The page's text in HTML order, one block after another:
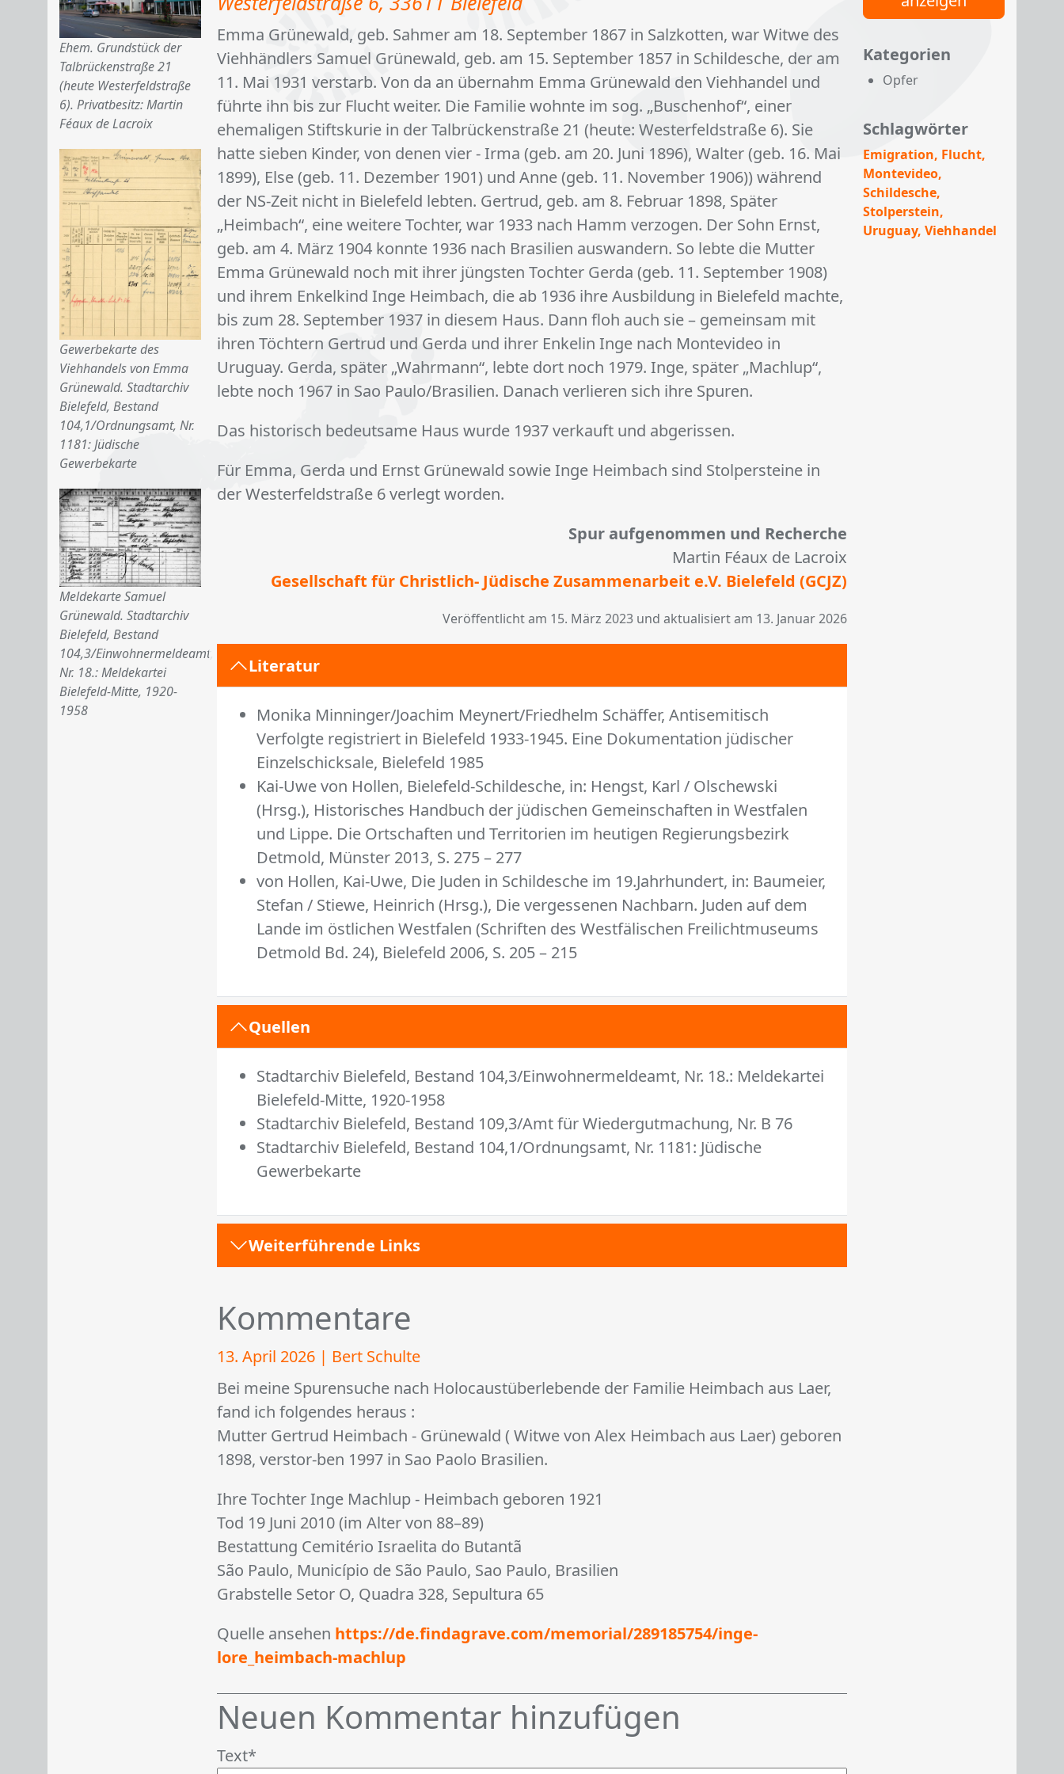
Ehem. Grundstück der
Talbrückenstraße 21
(heute Westerfeldstraße
6). Privatbesitz: Martin
Féaux de Lacroix
Gewerbekarte des
Viehhandels von Emma
Grünewald. Stadtarchiv
Bielefeld, Bestand
104,1/Ordnungsamt, Nr.
1181: Jüdische
Gewerbekarte
Meldekarte Samuel
Grünewald. Stadtarchiv
Bielefeld, Bestand
104,3/Einwohnermeldeamt,
Nr. 18.: Meldekartei
Bielefeld-Mitte, 1920-
1958
Emma Grünewald, geb. Sahmer am 18. September 1867 in Salzkotten, war Witwe des
Viehhändlers Samuel Grünewald, geb. am 15. September 1857 in Schildesche, der am
11. Mai 1931 verstarb. Von da an übernahm Emma Grünewald den Viehhandel und
führte ihn bis zur Flucht weiter. Die Familie wohnte im sog. „Buschenhof“, einer
ehemaligen Stiftskurie in der Talbrückenstraße 21 (heute: Westerfeldstraße 6). Sie
hatte sieben Kinder, von denen vier - Irma (geb. am 20. Juni 1896), Walter (geb. 16. Mai
1899), Else (geb. 11. Dezember 1901) und Anne (geb. 11. November 1906)) während
der NS-Zeit nicht in Bielefeld lebten. Gertrud, geb. am 8. Februar 1898, Später
„Heimbach“, eine weitere Tochter, war 1933 nach Hamm verzogen. Der Sohn Ernst,
geb. am 4. März 1904 konnte 1936 nach Brasilien auswandern. So lebte die Mutter
Emma Grünewald noch mit ihrer jüngsten Tochter Gerda (geb. 11. September 1908)
und ihrem Enkelkind Inge Heimbach, die ab 1936 ihre Ausbildung in Bielefeld machte,
bis zum 28. September 1937 in diesem Haus. Dann floh auch sie – gemeinsam mit
ihren Töchtern Gertrud und Gerda und ihrer Enkelin Inge nach Montevideo in
Uruguay. Gerda, später „Wahrmann“, lebte dort noch 1979. Inge, später „Machlup“,
lebte noch 1967 in Sao Paulo/Brasilien. Danach verlieren sich ihre Spuren.
Das historisch bedeutsame Haus wurde 1937 verkauft und abgerissen.
Für Emma, Gerda und Ernst Grünewald sowie Inge Heimbach sind Stolpersteine in
der Westerfeldstraße 6 verlegt worden.
Spur aufgenommen und Recherche
Martin Féaux de Lacroix
Ge­sell­schaft für Christ­lich- Jü­di­sche Zu­sam­men­ar­beit e.V. Bie­le­feld (GCJZ)
Veröffentlicht am 15. März 2023 und aktualisiert am 13. Januar 2026
Literatur
Monika Minninger/Joachim Meynert/Friedhelm Schäffer, Antisemitisch
Verfolgte registriert in Bielefeld 1933-1945. Eine Dokumentation jüdischer
Einzelschicksale, Bielefeld 1985
Kai-Uwe von Hollen, Bielefeld-Schildesche, in: Hengst, Karl / Olschewski
(Hrsg.), Historisches Handbuch der jüdischen Gemeinschaften in Westfalen
und Lippe. Die Ortschaften und Territorien im heutigen Regierungsbezirk
Detmold, Münster 2013, S. 275 – 277
von Hollen, Kai-Uwe, Die Juden in Schildesche im 19.Jahrhundert, in: Baumeier,
Stefan / Stiewe, Heinrich (Hrsg.), Die vergessenen Nachbarn. Juden auf dem
Lande im östlichen Westfalen (Schriften des Westfälischen Freilichtmuseums
Detmold Bd. 24), Bielefeld 2006, S. 205 – 215
Quellen
Stadtarchiv Bielefeld, Bestand 104,3/Einwohnermeldeamt, Nr. 18.: Meldekartei
Bielefeld-Mitte, 1920-1958
Stadtarchiv Bielefeld, Bestand 109,3/Amt für Wiedergutmachung, Nr. B 76
Stadtarchiv Bielefeld, Bestand 104,1/Ordnungsamt, Nr. 1181: Jüdische
Gewerbekarte
Weiterführende Links
Kommentare
13. April 2026 | Bert Schulte
Bei meine Spurensuche nach Holocaustüberlebende der Familie Heimbach aus Laer,
fand ich folgendes heraus :
Mutter Gertrud Heimbach - Grünewald ( Witwe von Alex Heimbach aus Laer) geboren
1898, verstor-ben 1997 in Sao Paolo Brasilien.
Ihre Tochter Inge Machlup - Heimbach geboren 1921
Tod 19 Juni 2010 (im Alter von 88–89)
Bestattung Cemitério Israelita do Butantã
São Paulo, Município de São Paulo, Sao Paulo, Brasilien
Grabstelle Setor O, Quadra 328, Sepultura 65
Quelle ansehen https://de.findagrave.com/memorial/289185754/inge-
lore_heimbach-machlup
Neuen Kommentar hinzufügen
Text
Kategorien
Opfer
Schlagwörter
Emigration Flucht
Montevideo
Schildesche
Stolperstein
Uruguay Viehhandel